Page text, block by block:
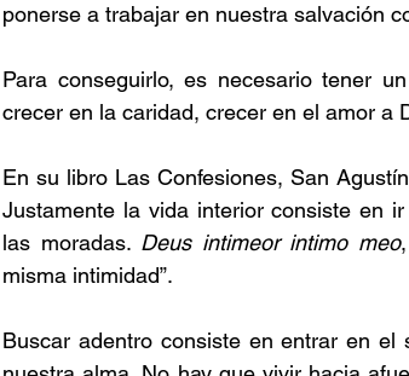
ponerse a trabajar en nuestra salvación
Para conseguirlo, es necesario tener
crecer en la caridad, crecer en el amor a
En su libro Las Confesiones, San
Justamente la vida interior consiste en
las moradas. Deus intimeor intimo meo
misma intimidad”.
Buscar adentro consiste en entrar en